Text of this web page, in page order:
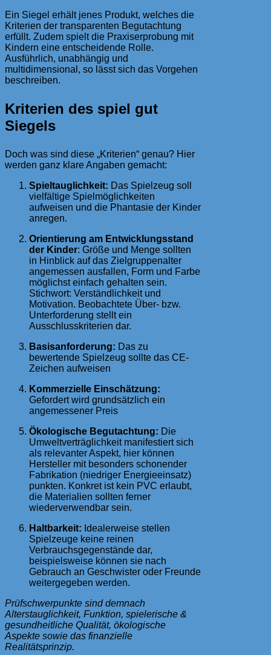
Ein Siegel erhält jenes Produkt, welches die
Kriterien der transparenten Begutachtung
erfüllt. Zudem spielt die Praxiserprobung mit
Kindern eine entscheidende Rolle.
Ausführlich, unabhängig und
multidimensional, so lässt sich das Vorgehen
beschreiben.
Kriterien des spiel gut
Siegels
Doch was sind diese „Kriterien“ genau? Hier
werden ganz klare Angaben gemacht:
Spieltauglichkeit: Das Spielzeug soll
vielfältige Spielmöglichkeiten
aufweisen und die Phantasie der Kinder
anregen.
Orientierung am Entwicklungsstand
der Kinder: Größe und Menge sollten
in Hinblick auf das Zielgruppenalter
angemessen ausfallen, Form und Farbe
möglichst einfach gehalten sein.
Stichwort: Verständlichkeit und
Motivation. Beobachtete Über- bzw.
Unterforderung stellt ein
Ausschlusskriterien dar.
Basisanforderung: Das zu
bewertende Spielzeug sollte das CE-
Zeichen aufweisen
Kommerzielle Einschätzung:
Gefordert wird grundsätzlich ein
angemessener Preis
Ökologische Begutachtung: Die
Umweltverträglichkeit manifestiert sich
als relevanter Aspekt, hier können
Hersteller mit besonders schonender
Fabrikation (niedriger Energieeinsatz)
punkten. Konkret ist kein PVC erlaubt,
die Materialien sollten ferner
wiederverwendbar sein.
Haltbarkeit: Idealerweise stellen
Spielzeuge keine reinen
Verbrauchsgegenstände dar,
beispielsweise können sie nach
Gebrauch an Geschwister oder Freunde
weitergegeben werden.
Prüfschwerpunkte sind demnach
Alterstauglichkeit, Funktion, spielerische &
gesundheitliche Qualität, ökologische
Aspekte sowie das finanzielle
Realitätsprinzip.